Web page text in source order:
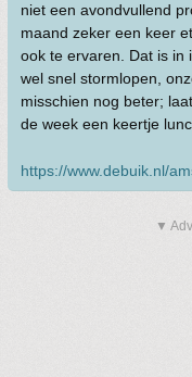
niet een avondvullend
maand zeker een keer
ook te ervaren. Dat is in
wel snel stormlopen,
misschien nog beter;
de week een keertje
https://www.debuik.nl/
▼